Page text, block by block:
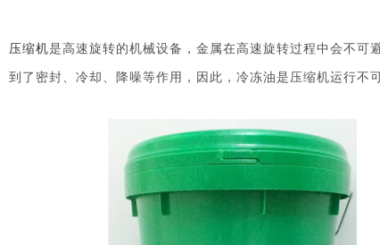
压缩机是高速旋转的机械设备，金属在高速旋转过程中会不可
到了密封、冷却、降噪等作用，因此，冷冻油是压缩机运行不